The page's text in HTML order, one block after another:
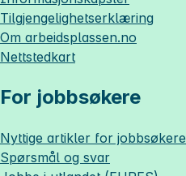
Tilgjengelighetserklæring
Om arbeidsplassen.no
Nettstedkart
For jobbsøkere
Nyttige artikler for jobbsøkere
Spørsmål og svar